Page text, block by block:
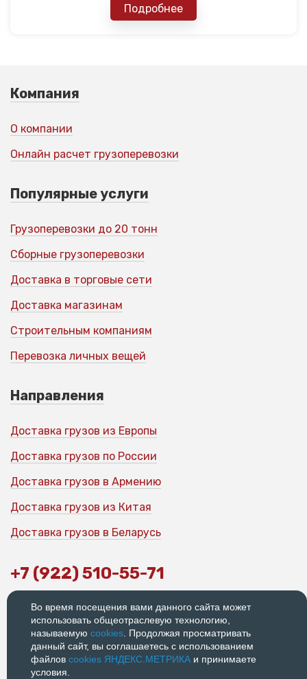
Подробнее
Компания
О компании
Онлайн расчет грузоперевозки
Популярные услуги
Грузоперевозки до 20 тонн
Сборные грузоперевозки
Доставка в торговые сети
Доставка магазинам
Строительным компаниям
Перевозка личных вещей
Направления
Доставка грузов из Европы
Доставка грузов по России
Доставка грузов в Армению
Доставка грузов из Китая
Доставка грузов в Беларусь
+7 (922) 510-55-71
Офис: 198188, г. Санкт-Петербург,
ул. Возрождения, 20
График работы: 9:00-18:00
© 2026Политика
конфиденциальности
Во время посещения вами данного сайта может
использовать общеотраслевую технологию,
называемую cookies . Продолжая просматривать
данный сайт, вы соглашаетесь с использованием
файлов cookies ЯНДЕКС.МЕТРИКА и принимаете
условия.